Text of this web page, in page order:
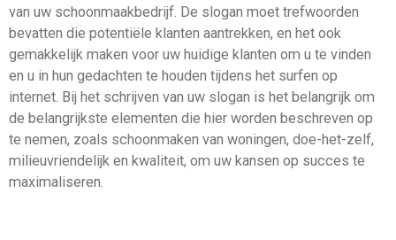
van uw schoonmaakbedrijf. De slogan moet trefwoorden
bevatten die potentiële klanten aantrekken, en het ook
gemakkelijk maken voor uw huidige klanten om u te vinden
en u in hun gedachten te houden tijdens het surfen op
internet. Bij het schrijven van uw slogan is het belangrijk om
de belangrijkste elementen die hier worden beschreven op
te nemen, zoals schoonmaken van woningen, doe-het-zelf,
milieuvriendelijk en kwaliteit, om uw kansen op succes te
maximaliseren.